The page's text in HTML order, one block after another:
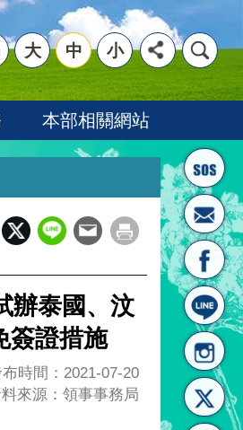
大 中 小
本部相關網站
辦泰國、汶
簽證措施
時間：2021-07-20
來源：領事事務局